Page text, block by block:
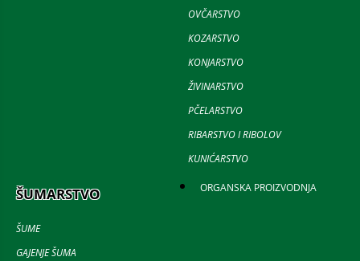
OVČARSTVO
KOZARSTVO
KONJARSTVO
ŽIVINARSTVO
PČELARSTVO
RIBARSTVO I RIBOLOV
KUNIĆARSTVO
ŠUMARSTVO
ŠUME
GAJENJE ŠUMA
ORGANSKA PROIZVODNJA